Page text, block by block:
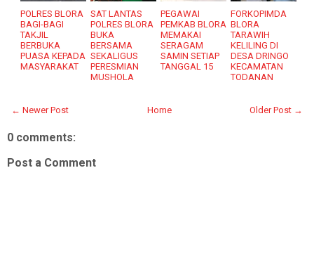
POLRES BLORA
BAGI-BAGI
TAKJIL
BERBUKA
PUASA KEPADA
MASYARAKAT
SAT LANTAS
POLRES BLORA
BUKA
BERSAMA
SEKALIGUS
PERESMIAN
MUSHOLA
PEGAWAI
PEMKAB BLORA
MEMAKAI
SERAGAM
SAMIN SETIAP
TANGGAL 15
FORKOPIMDA
BLORA
TARAWIH
KELILING DI
DESA DRINGO
KECAMATAN
TODANAN
← Newer Post Older Post →
Home
0 comments:
Post a Comment